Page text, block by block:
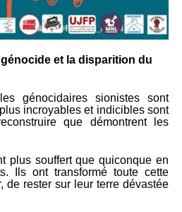
et la disparition du
génocidaires sionistes sont
incroyables et indicibles sont
que démontrent les
plus souffert que quiconque en
Ils ont transformé toute cette
de rester sur leur terre dévastée